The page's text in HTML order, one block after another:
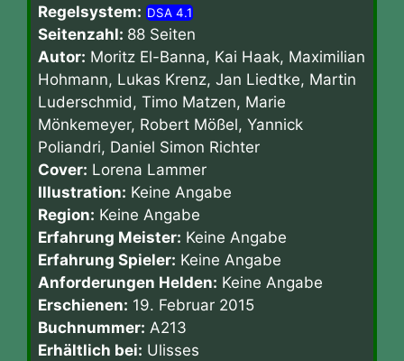
Regelsystem: DSA 4.1
Seitenzahl: 88 Seiten
Autor: Moritz El-Banna, Kai Haak, Maximilian
Hohmann, Lukas Krenz, Jan Liedtke, Martin
Luderschmid, Timo Matzen, Marie
Mönkemeyer, Robert Mößel, Yannick
Poliandri, Daniel Simon Richter
Cover: Lorena Lammer
Illustration: Keine Angabe
Region: Keine Angabe
Erfahrung Meister: Keine Angabe
Erfahrung Spieler: Keine Angabe
Anforderungen Helden: Keine Angabe
Erschienen: 19. Februar 2015
Buchnummer: A213
Erhältlich bei: Ulisses